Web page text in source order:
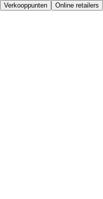
Verkooppunten Online retailers